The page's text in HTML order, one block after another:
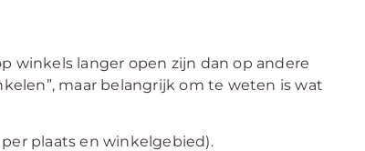
winkels langer open zijn dan op andere
maar belangrijk om te weten is wat
plaats en winkelgebied).